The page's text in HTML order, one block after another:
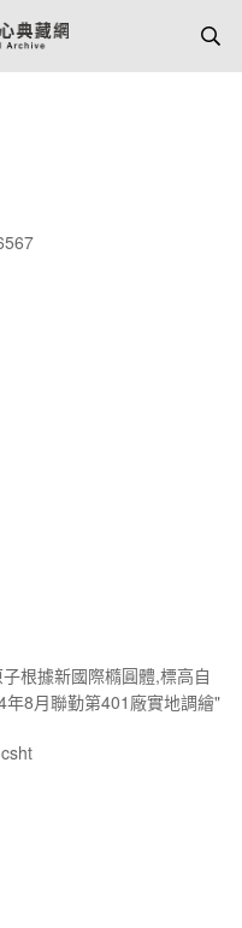
根據新國際橢圓體,標高自
8月聯勤第401廠實地調繪"